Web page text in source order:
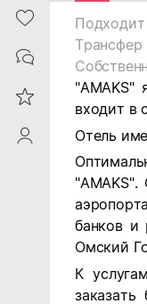
Heart
Contacts
Reviews
ProfileSaby
Трансфер
"AMAKS"
входит в
Отель
"AMAKS".
банков и
Омский
К